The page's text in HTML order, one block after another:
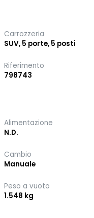
Carrozzeria
SUV, 5 porte, 5 posti
Riferimento
798743
Alimentazione
N.D.
Cambio
Manuale
Peso a vuoto
1.548 kg